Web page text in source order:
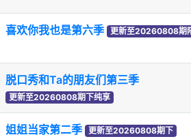
喜欢你我也是第六季 更新至20260808期
脱口秀和Ta的朋友们第三季
更新至20260808期下纯享
姐姐当家第二季 更新至20260808期下